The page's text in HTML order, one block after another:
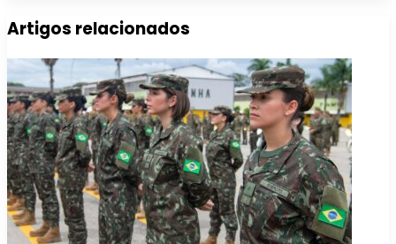
Artigos relacionados